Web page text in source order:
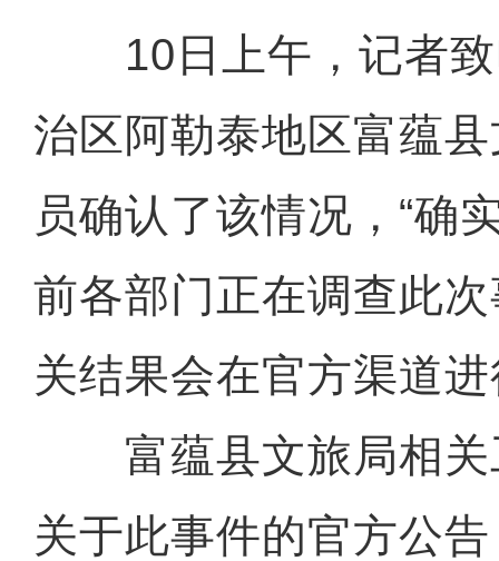
10日上午，记者致
治区阿勒泰地区富蕴
员确认了该情况，“确
前各部门正在调查此
关结果会在官方渠道进
富蕴县文旅局相关
关于此事件的官方公